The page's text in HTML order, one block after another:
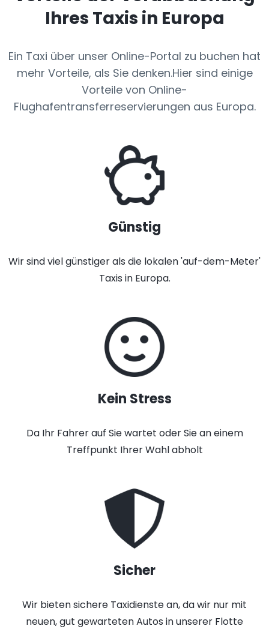
Ihres Taxis in Europa
Ein Taxi über unser Online-Portal zu buchen hat
mehr Vorteile, als Sie denken.Hier sind einige
Vorteile von Online-
Flughafentransferreservierungen aus Europa.
Günstig
Wir sind viel günstiger als die lokalen 'auf-dem-Meter'
Taxis in Europa.
Kein Stress
Da Ihr Fahrer auf Sie wartet oder Sie an einem
Treffpunkt Ihrer Wahl abholt
Sicher
Wir bieten sichere Taxidienste an, da wir nur mit
neuen, gut gewarteten Autos in unserer Flotte